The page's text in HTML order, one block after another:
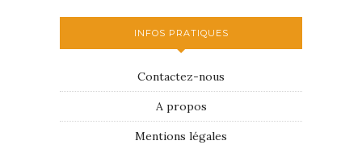
INFOS PRATIQUES
Contactez-nous
A propos
Mentions légales